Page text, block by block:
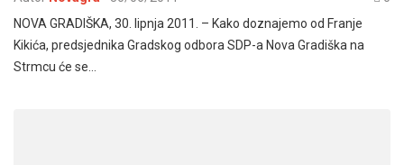
NOVA GRADIŠKA, 30. lipnja 2011. – Kako doznajemo od Franje
Kikića, predsjednika Gradskog odbora SDP-a Nova Gradiška na
Strmcu će se…